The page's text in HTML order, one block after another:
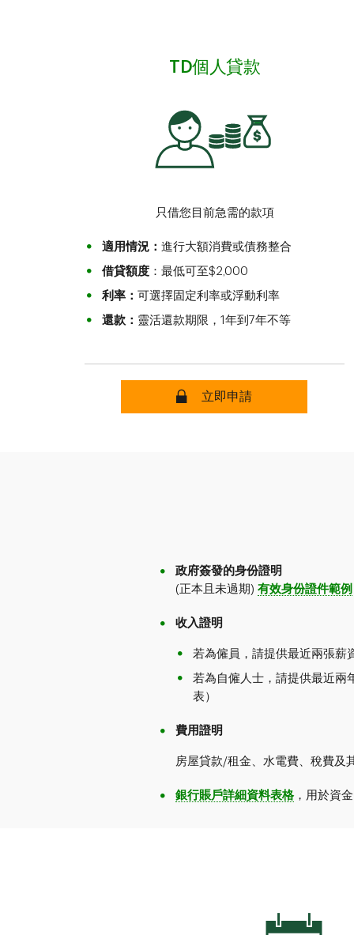
TD個人貸款
只借您目前急需的款項
適用情況： 進行大額消費或債務整合
借貸額度 ：最低可至$2,000
利率： 可選擇固定利率或浮動利率
還款： 靈活還款期限，1年到7年不等
安全 立即申請
政府簽發的身份證明
(正本且未過期) 有效身份證件範例
收入證明
若為僱員，請提供最近兩張薪
若為自僱人士，請提供最近兩
表）
費用證明
房屋貸款/租金、水電費、稅費及
銀行賬戶詳細資料表格，用於資